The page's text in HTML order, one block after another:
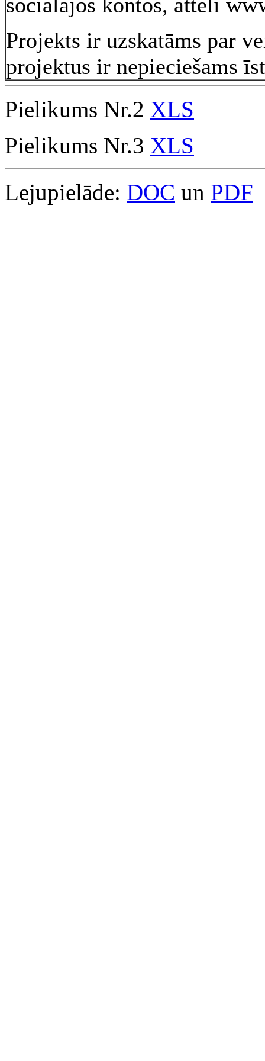
Projekts ir uzskatāms par
projektus ir nepieciešams
Pielikums Nr.2 XLS
Pielikums Nr.3 XLS
Lejupielāde: DOC un PDF